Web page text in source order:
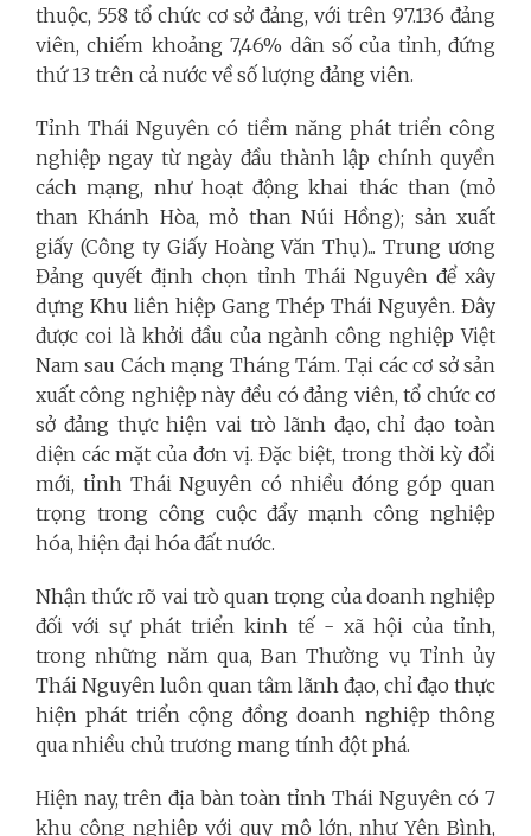
thuộc, 558 tổ chức cơ sở đảng, với trên 97.136 đảng
viên, chiếm khoảng 7,46% dân số của tỉnh, đứng
thứ 13 trên cả nước về số lượng đảng viên.
Tỉnh Thái Nguyên có tiềm năng phát triển công
nghiệp ngay từ ngày đầu thành lập chính quyền
cách mạng, như hoạt động khai thác than (mỏ
than Khánh Hòa, mỏ than Núi Hồng); sản xuất
giấy (Công ty Giấy Hoàng Văn Thụ)... Trung ương
Đảng quyết định chọn tỉnh Thái Nguyên để xây
dựng Khu liên hiệp Gang Thép Thái Nguyên. Đây
được coi là khởi đầu của ngành công nghiệp Việt
Nam sau Cách mạng Tháng Tám. Tại các cơ sở sản
xuất công nghiệp này đều có đảng viên, tổ chức cơ
sở đảng thực hiện vai trò lãnh đạo, chỉ đạo toàn
diện các mặt của đơn vị. Đặc biệt, trong thời kỳ đổi
mới, tỉnh Thái Nguyên có nhiều đóng góp quan
trọng trong công cuộc đẩy mạnh công nghiệp
hóa, hiện đại hóa đất nước.
Nhận thức rõ vai trò quan trọng của doanh nghiệp
đối với sự phát triển kinh tế - xã hội của tỉnh,
trong những năm qua, Ban Thường vụ Tỉnh ủy
Thái Nguyên luôn quan tâm lãnh đạo, chỉ đạo thực
hiện phát triển cộng đồng doanh nghiệp thông
qua nhiều chủ trương mang tính đột phá.
Hiện nay, trên địa bàn toàn tỉnh Thái Nguyên có 7
khu công nghiệp với quy mô lớn, như Yên Bình,